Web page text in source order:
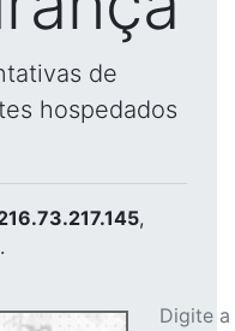
de
hospedados
,
Digite